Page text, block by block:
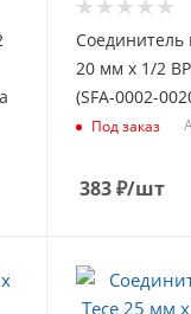
20 мм х 1/2
(SFA-0002-
Под заказ
383₽/шт